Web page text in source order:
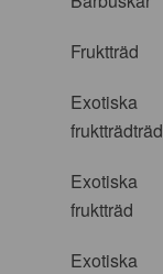
Fruktträd
Exotiska
fruktträdträd
Exotiska
fruktträd
Exotiska